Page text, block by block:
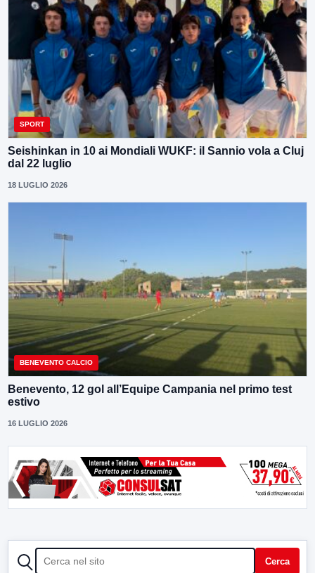
SPORT
Seishinkan in 10 ai Mondiali WUKF: il Sannio vola a Cluj
dal 22 luglio
18 LUGLIO 2026
BENEVENTO CALCIO
Benevento, 12 gol all’Equipe Campania nel primo test
estivo
16 LUGLIO 2026
CERCA Cerca